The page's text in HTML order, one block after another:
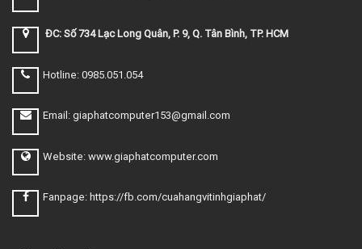
ĐC: Số 734 Lạc Long Quân, P. 9, Q. Tân Bình, TP. HCM
Hotline: 0985.051.054
Email: giaphatcomputer153@gmail.com
Website: www.giaphatcomputer.com
Fanpage: https://fb.com/cuahangvitinhgiaphat/